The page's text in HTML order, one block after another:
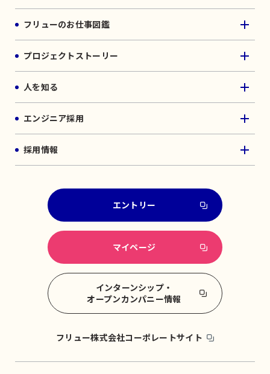
フリューのお仕事図鑑
プロジェクトストーリー
人を知る
エンジニア採用
採用情報
エントリー
マイページ
インターンシップ・
オープンカンパニー情報
フリュー株式会社コーポレートサイト